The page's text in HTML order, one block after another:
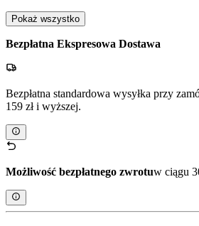
Pokaż wszystko
Bezpłatna Ekspresowa Dostawa
Bezpłatna standardowa wysyłka przy
159 zł i wyższej.
Możliwość bezpłatnego zwrotuw ciągu